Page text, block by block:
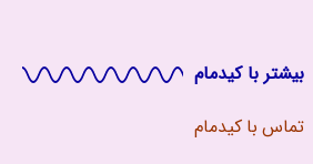
بیشتر با کیدمام
تماس باکیدمام